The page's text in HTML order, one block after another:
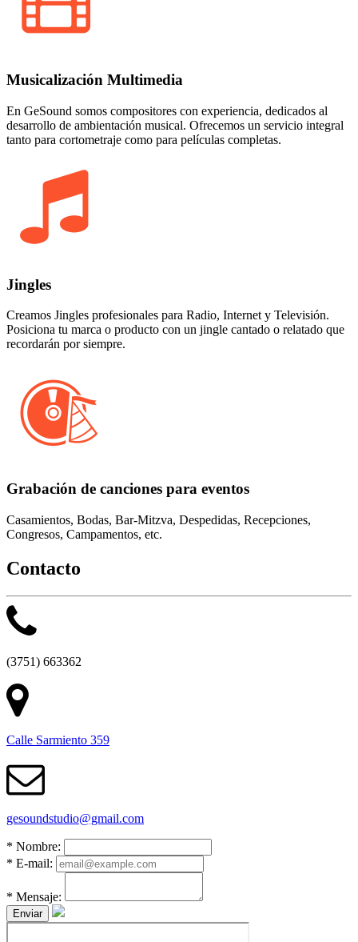
Musicalización Multimedia
En GeSound somos compositores con experiencia, dedicados al
desarrollo de ambientación musical. Ofrecemos un servicio integral
tanto para cortometraje como para películas completas.
Jingles
Creamos Jingles profesionales para Radio, Internet y Televisión.
Posiciona tu marca o producto con un jingle cantado o relatado que
recordarán por siempre.
Grabación de canciones para eventos
Casamientos, Bodas, Bar-Mitzva, Despedidas, Recepciones,
Congresos, Campamentos, etc.
Contacto
(3751) 663362
Calle Sarmiento 359
gesoundstudio@gmail.com​
* Nombre:
* E-mail:
* Mensaje: